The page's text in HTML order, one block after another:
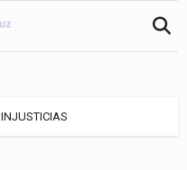
INJUSTICIAS